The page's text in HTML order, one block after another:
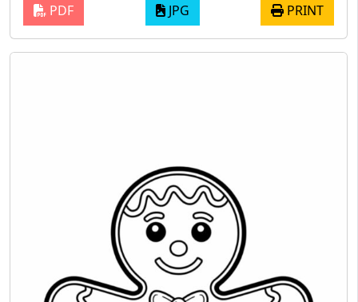
PDF JPG PRINT